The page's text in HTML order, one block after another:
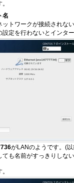
名
ットワークが接続されな
定を行わないとインタ
がLANのようです。(
ても名前がすっきりしな